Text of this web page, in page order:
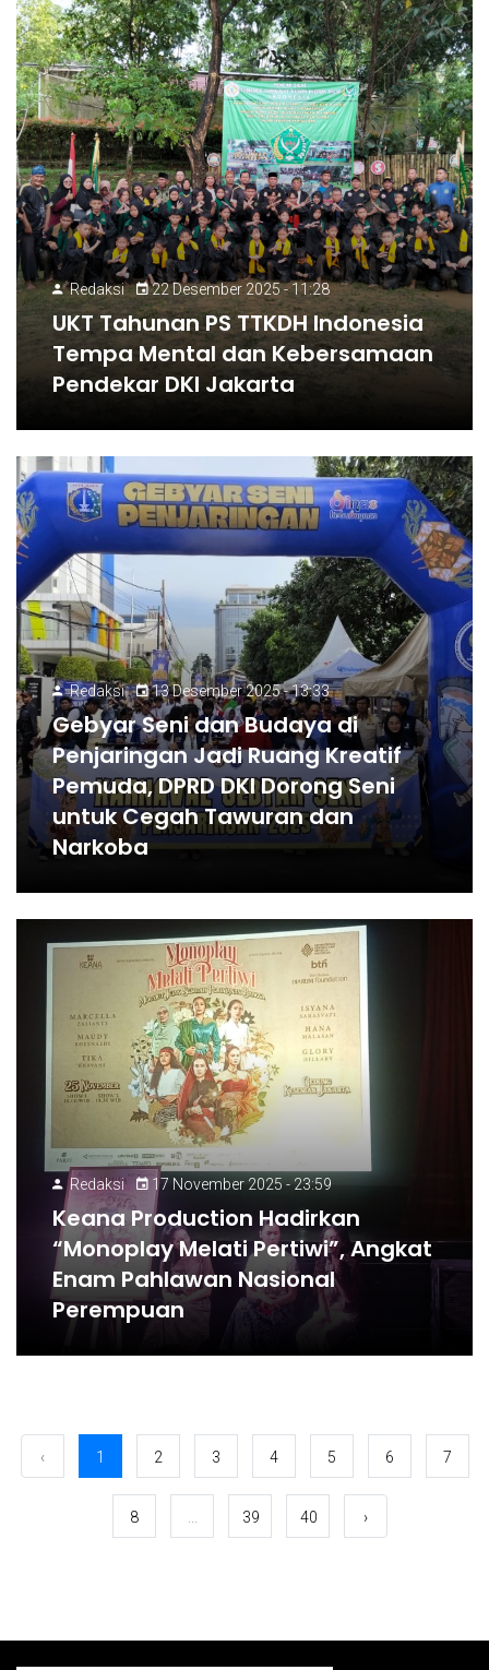
Redaksi 22 Desember 2025 - 11:28
UKT Tahunan PS TTKDH Indonesia
Tempa Mental dan Kebersamaan
Pendekar DKI Jakarta
Redaksi 13 Desember 2025 - 13:33
Gebyar Seni dan Budaya di
Penjaringan Jadi Ruang Kreatif
Pemuda, DPRD DKI Dorong Seni
untuk Cegah Tawuran dan
Narkoba
Redaksi 17 November 2025 - 23:59
Keana Production Hadirkan
“Monoplay Melati Pertiwi”, Angkat
Enam Pahlawan Nasional
Perempuan
‹ 1 2 3 4 5 6 7
8 39 40 ›